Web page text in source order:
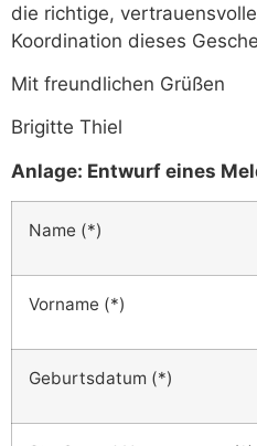
die richtige,
Koordination dieses
Mit freundlichen Grüßen
Brigitte Thiel
Anlage: Entwurf eines
Name (*)
Vorname (*)
Geburtsdatum (*)